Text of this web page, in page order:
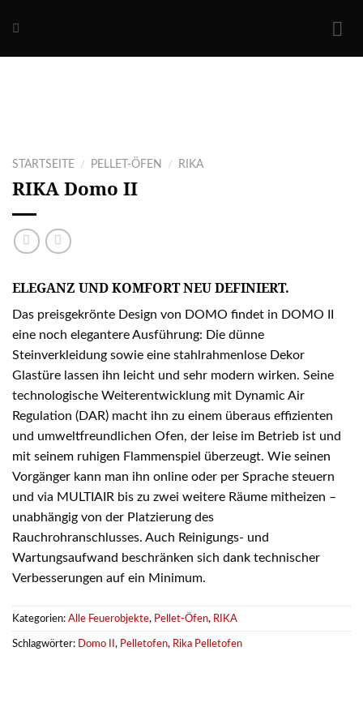
STARTSEITE / PELLET-ÖFEN / RIKA
RIKADomo II
ELEGANZ UND KOMFORT NEU DEFINIERT.
Das preisgekrönte Design von DOMO findet in DOMO II
eine noch elegantere Ausführung: Die dünne
Steinverkleidung sowie eine stahlrahmenlose Dekor
Glastüre lassen ihn leicht und sehr modern wirken. Seine
technologische Weiterentwicklung mit Dynamic Air
Regulation (DAR) macht ihn zu einem überaus effizienten
und umweltfreundlichen Ofen, der leise im Betrieb ist und
mit seinem ruhigen Flammenspiel überzeugt. Wie seinen
Vorgänger kann man ihn online oder per Sprache steuern
und via MULTIAIR bis zu zwei weitere Räume mitheizen –
unabhängig von der Platzierung des
Rauchrohranschlusses. Auch Reinigungs- und
Wartungsaufwand beschränken sich dank technischer
Verbesserungen auf ein Minimum.
Kategorien: Alle Feuerobjekte, Pellet-Öfen, RIKA
Schlagwörter: Domo II , Pelletofen, Rika Pelletofen